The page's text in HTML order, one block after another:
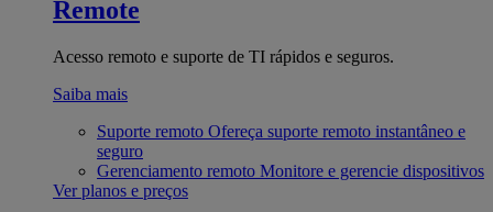
Remote
Acesso remoto e suporte de TI rápidos e seguros.
Saiba mais
Suporte remoto Ofereça suporte remoto instantâneo e
seguro
Gerenciamento remoto Monitore e gerencie dispositivos
Ver planos e preços